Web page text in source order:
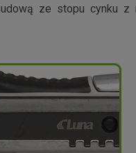
ze stopu cynku